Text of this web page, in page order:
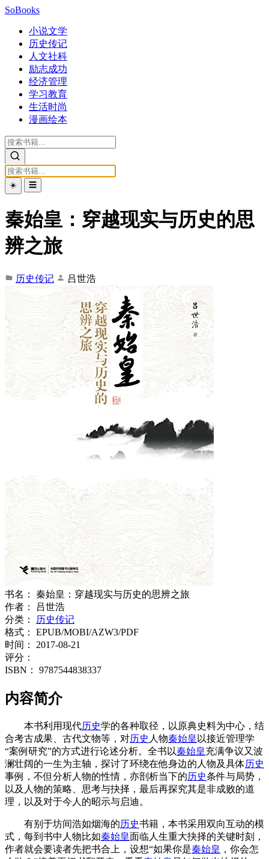
SoBooks
小说文学
历史传记
人文社科
励志成功
经济管理
学习教育
生活时尚
漫画绘本
☀️ ☰
秦始皇：穿越现实与历史的思
辨之旅
历史传记 吕世浩
书名：
秦始皇：穿越现实与历史的思辨之旅
作者：
吕世浩
分类：
历史传记
格式：
EPUB/MOBI/AZW3/PDF
时间：
2017-08-21
评分：
ISBN：
9787544838337
内容简介
本书利用现代历史学的各种取径，以原典史料为中心，结
合考古成果、古代文物等，对历史 人物秦始皇 以接近管理学
“案例研究”的方式进行论述分析。全书以秦始皇充满争议又波
澜壮阔的一生为主轴，探讨了环绕在他身边的人物及具体历史
事例，不但分析人物的性情，亦剖析当下的历史条件与局势，
以及人物的策略、思考与抉择，最后再探究其是非成败的道
理，以及对于今人的昭示与启迪。
有别于坊间浩如烟海的历史书籍，本书采用双向互动的模
式，每到书中人物比如秦始皇面临人生重大抉择的关键时刻，
作者就会要读者先把书合上，设想“如果你是秦始皇 ，你会怎